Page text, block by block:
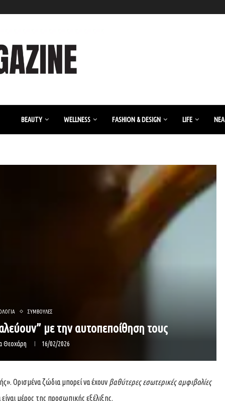
BEAUTY WELLNESS FASHION & DESIGN LIFE ΝΈΑ
ΣΥΜΒΟΥΛΕΣ
με την αυτοπεποίθηση τους
Θεοχάρη 16/02/2026
Ορισμένα ζώδια μπορεί να έχουν βαθύτερες εσωτερικές αμφιβολίες
μέρος της προσωπικής εξέλιξης.